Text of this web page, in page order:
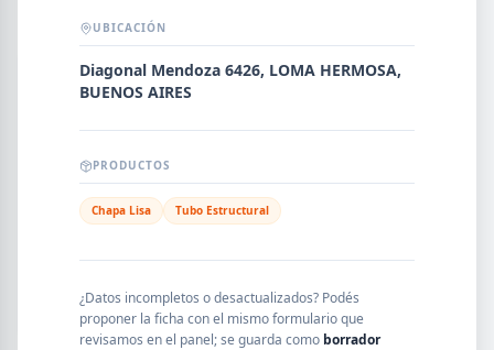
NOMBRE
SEGMENTO
PROVINCIA
UBICACIÓN
Diagonal Mendoza 6426, LOMA HERMOSA,
BUENOS AIRES
PRODUCTOS
Chapa Lisa Tubo Estructural
¿Datos incompletos o desactualizados? Podés
proponer la ficha con el mismo formulario que
revisamos en el panel; se guarda como borrador